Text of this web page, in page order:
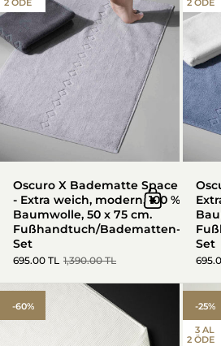
Oscuro X Badematte Space
- Extra weich, modern, 100 %
Baumwolle, 50 x 75 cm.
Fußhandtuch/Badematten-
Set
695.00 TL 1,390.00 TL
In den
2 ÖDE
Set
2 ÖDE
South
-60% -25%
3 AL
2 ÖDE